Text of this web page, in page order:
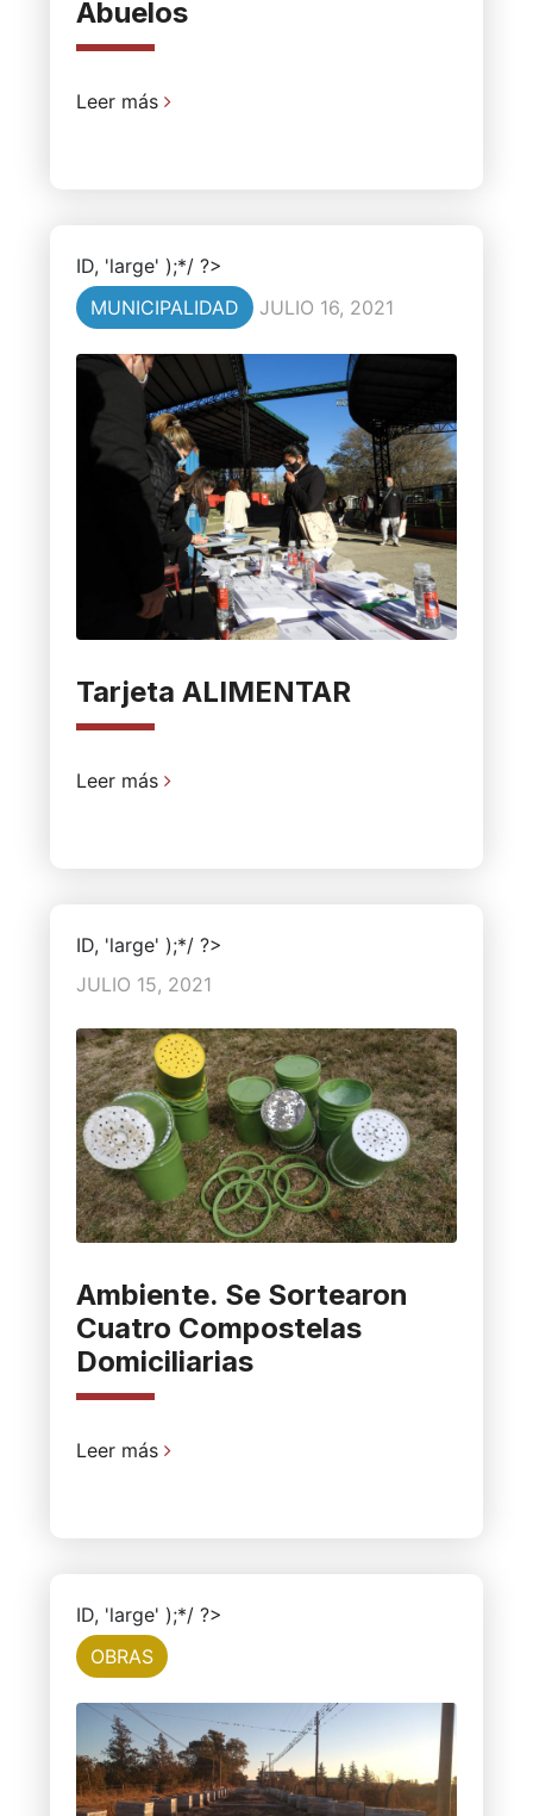
Abuelos
Leer más
ID, 'large' );*/ ?>
MUNICIPALIDAD
JULIO 16, 2021
Tarjeta ALIMENTAR
Leer más
ID, 'large' );*/ ?>
JULIO 15, 2021
Ambiente. Se Sortearon
Cuatro Compostelas
Domiciliarias
Leer más
ID, 'large' );*/ ?>
OBRAS